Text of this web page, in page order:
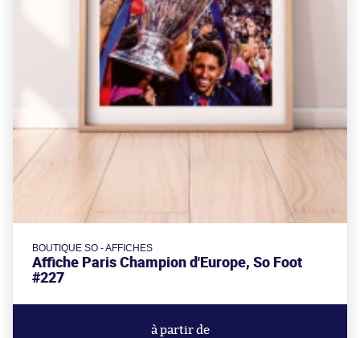
BOUTIQUE SO - AFFICHES
Affiche Paris Champion d'Europe, So Foot
#227
à partir de